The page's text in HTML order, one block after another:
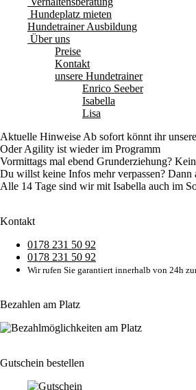
Hundeplatz mieten
Hundetrainer Ausbildung
Über uns
Preise
Kontakt
unsere Hundetrainer
Enrico Seeber
Isabella
Lisa
Aktuelle Hinweise Ab sofort könnt ihr
Oder Agility ist wieder im Programm
Vormittags mal ebend Grunderziehung?
Du willst keine Infos mehr verpassen? Dann
Alle 14 Tage sind wir mit Isabella auch im
Kontakt
0178 231 50 92
0178 231 50 92
Wir rufen Sie garantiert innerhalb von 24h
Bezahlen am Platz
Gutschein bestellen